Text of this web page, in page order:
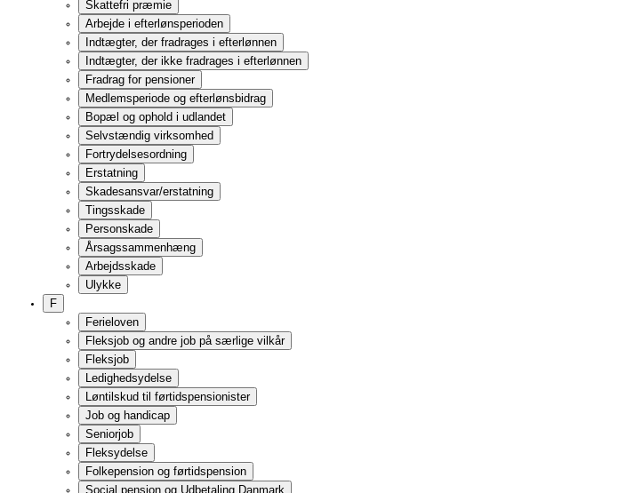
Seniorjob
Fleksydelse
Folkepension og førtidspension
Social pension og Udbetaling Danmark
Folkepension
Folkepensionens størrelse
Betingelser
Ansøgning
Overgang til folkepension
Udbetaling
Beregning af folkepension
Likvid formue
Den personlige tillægsprocent
Ældrecheck og helbredstillæg
Varmetillæg
Særlige personlige tillæg
Til folkepension fra førtidspension, seniorpension og tidlig pension
Til folkepension fra efterløn eller arbejdsløshedsunderstøttelse
Fælles bestemmelser for folkepension og førtidspension
Beregning af pension
Ændringer i beregningsgrundlaget
Betydning af engangsindtægter
Årsbrev
Pension ved bopæl i udlandet
Pension, hvis man har boet i udlandet